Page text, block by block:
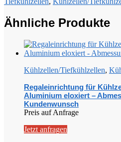
Ähnliche Produkte
Kühlzellen/Tiefkühlzellen,
Regaleinrichtung für
Aluminium eloxiert –
Kundenwunsch
Preis auf Anfrage
Jetzt anfragen